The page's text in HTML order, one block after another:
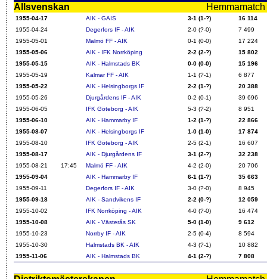
Allsvenskan
1955-04-17 AIK - GAIS 3-1 (1-?)
16 114
1955-04-24
Degerfors IF - AIK 2-0 (?-0)
7 499
1955-05-01
Malmö FF - AIK 0-1 (0-0)
17 224
1955-05-06
AIK - IFK Norrköping 2-2 (2-?)
15 802
1955-05-15
AIK - Halmstads BK 0-0 (0-0)
15 196
1955-05-19
Kalmar FF - AIK 1-1 (?-1)
6 877
1955-05-22
AIK - Helsingborgs IF 2-2 (1-?)
20 388
1955-05-26
Djurgårdens IF - AIK 0-2 (0-1)
39 696
1955-06-05
IFK Göteborg - AIK 5-3 (?-2)
8 951
1955-06-10
AIK - Hammarby IF 1-2 (1-?)
22 866
1955-08-07
AIK - Helsingborgs IF 1-0 (1-0)
17 874
1955-08-10
IFK Göteborg - AIK 2-5 (2-1)
16 607
1955-08-17
AIK - Djurgårdens IF 3-1 (2-?)
32 238
1955-08-21
17:45 Malmö FF - AIK 4-2 (2-0)
20 706
1955-09-04
AIK - Hammarby IF 6-1 (1-?)
35 663
1955-09-11
Degerfors IF - AIK 3-0 (?-0)
8 945
1955-09-18
AIK - Sandvikens IF 2-2 (0-?)
12 059
1955-10-02
IFK Norrköping - AIK 4-0 (?-0)
16 474
1955-10-08
AIK - Västerås SK 5-0 (1-0)
9 612
1955-10-23
Norrby IF - AIK 2-5 (0-4)
8 594
1955-10-30
Halmstads BK - AIK 4-3 (?-1)
10 882
1955-11-06
AIK - Halmstads BK 4-1 (2-?) 7 808